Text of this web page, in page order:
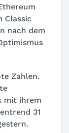
Classic
nach dem
Zahlen.
mit ihrem
31